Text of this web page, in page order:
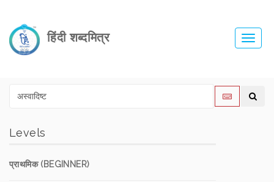
हिंदी शब्दमित्र
Levels
प्राथमिक (BEGINNER)